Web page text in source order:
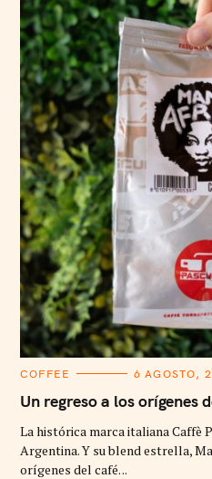
C
T
E
O
R
I
E
COFFEE 6 AGOSTO,
Un regreso a los orígenes
La histórica marca italiana Caffè
Argentina. Y su blend estrella,
orígenes del café. ..